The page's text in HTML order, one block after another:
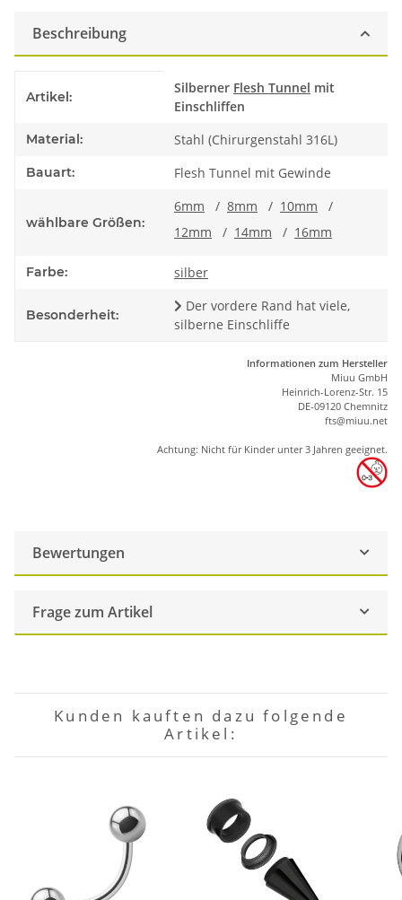
Beschreibung
Artikel:
Silberner Flesh Tunnel mit
Einschliffen
Material: Stahl (Chirurgenstahl 316L)
Bauart: Flesh Tunnel mit Gewinde
wählbare Größen:
6mm / 8mm / 10mm
/
12mm
/ 14mm / 16mm
Farbe: silber
Besonderheit:
Der vordere Rand hat viele,
silberne Einschliffe
Informationen zum Hersteller
Miuu GmbH
Heinrich-Lorenz-Str. 15
DE-09120 Chemnitz
fts@miuu.net
Achtung: Nicht für Kinder unter 3 Jahren geeignet.
Bewertungen
Frage zum Artikel
Kunden kauften dazu folgende
Artikel: